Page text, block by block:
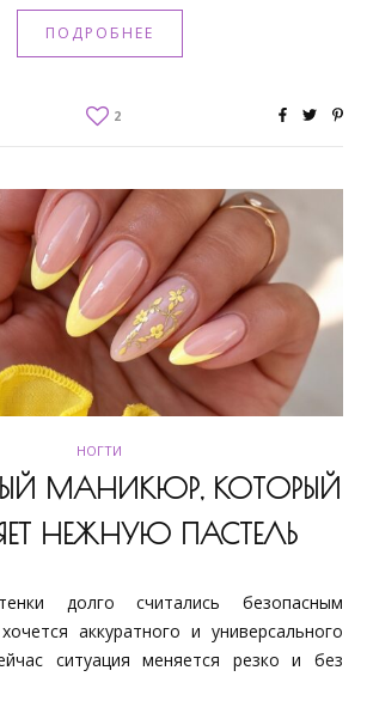
ПОДРОБНЕЕ
2
НОГТИ
МАНИКЮР, КОТОРЫЙ
НЕЖНУЮ ПАСТЕЛЬ
аккуратного и универсального
ситуация меняется резко и без